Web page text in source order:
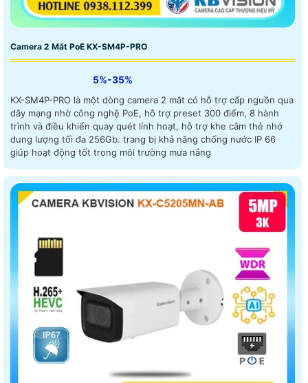
Camera 2 Mắt PoE KX-SM4P-PRO
5%-35%
KX-SM4P-PRO là một dòng camera 2 mắt có hỗ trợ cấp nguồn qua
dây mạng nhờ công nghệ PoE, hỗ trợ preset 300 điểm, 8 hành
trình và điều khiển quay quét lính hoạt, hỗ trợ khe cắm thẻ nhớ
dung lượng tối đa 256Gb. trang bị khả năng chống nước IP 66
giúp hoạt động tốt trong môi trường mưa nắng